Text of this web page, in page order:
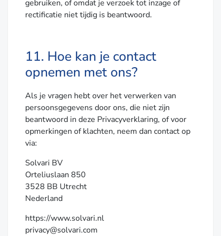
gebruiken, of omdat je verzoek tot inzage of
rectificatie niet tijdig is beantwoord.
11. Hoe kan je contact
opnemen met ons?
Als je vragen hebt over het verwerken van
persoonsgegevens door ons, die niet zijn
beantwoord in deze Privacyverklaring, of voor
opmerkingen of klachten, neem dan contact op
via:
Solvari BV
Orteliuslaan 850
3528 BB Utrecht
Nederland
https://www.solvari.nl
privacy@solvari.com